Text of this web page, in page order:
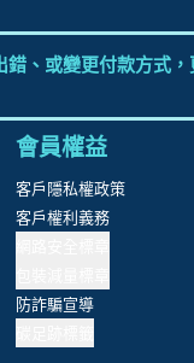
、或變更付款方式
會員權益
客戶隱私權政策
客戶權利義務
防詐騙宣導